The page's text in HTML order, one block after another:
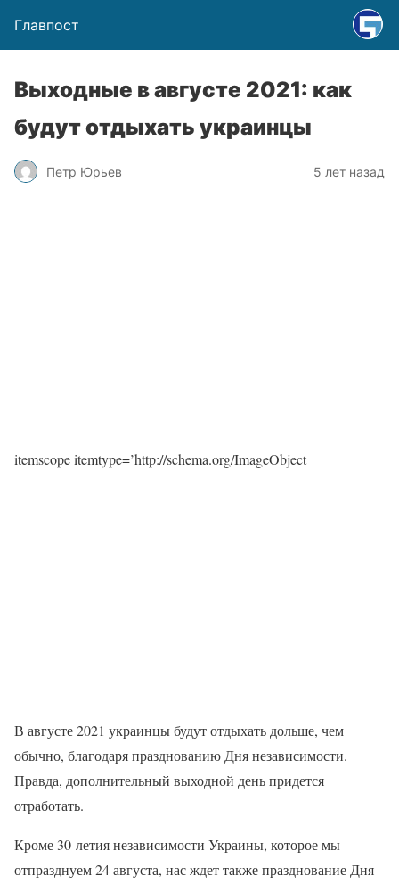
Главпост
Выходные в августе 2021: как
будут отдыхать украинцы
Петр Юрьев 5 лет назад
itemscope itemtype=’http://schema.org/ImageObject
В августе 2021 украинцы будут отдыхать дольше, чем
обычно, благодаря празднованию Дня независимости.
Правда, дополнительный выходной день придется
отработать.
Кроме 30-летия независимости Украины, которое мы
отпразднуем 24 августа, нас ждет также празднование Дня